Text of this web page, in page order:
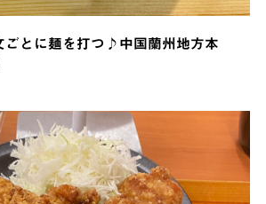
ごとに麺を打つ♪中国蘭州地方本